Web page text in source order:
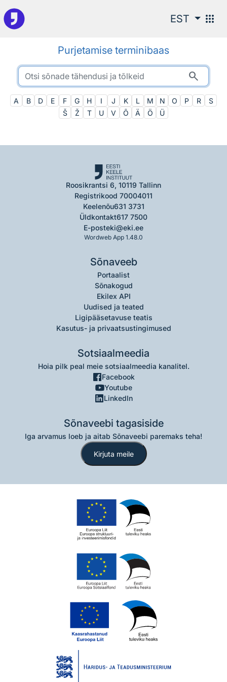
Otsingu juurde
EST apps
Purjetamise terminibaas
search
A B D E F G H I J K L M N O P R
S
Š
Ž T U V Õ Ä Ö Ü
Roosikrantsi 6, 10119 Tallinn
Registrikood 70004011
Keelenõu631 3731
Üldkontakt617 7500
E-posteki@eki.ee
Wordweb App 1.48.0
Sõnaveeb
Portaalist
Sõnakogud
Ekilex API
Uudised ja teated
Ligipääsetavuse teatis
Kasutus- ja privaatsustingimused
Sotsiaalmeedia
Hoia pilk peal meie sotsiaalmeedia kanalitel.
Facebook
Youtube
LinkedIn
Sõnaveebi tagasiside
Iga arvamus loeb ja aitab Sõnaveebi paremaks teha!
Kirjuta meile